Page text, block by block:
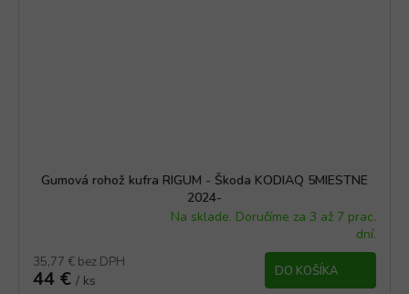
Gumová rohož kufra RIGUM - Škoda KODIAQ 5MIESTNE
2024-
produktu
je
Na sklade. Doručíme za 3 až 7 prac.
dní.
35,77 € bez DPH
44 € / ks
DO KOŠÍKA